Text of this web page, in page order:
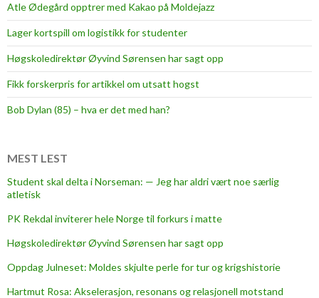
K
å
e
Atle Ødegård opptrer med Kakao på Moldejazz
Lager kortspill om logistikk for studenter
Høgskoledirektør Øyvind Sørensen har sagt opp
Fikk forskerpris for artikkel om utsatt hogst
Bob Dylan (85) – hva er det med han?
MEST LEST
Student skal delta i Norseman: — Jeg har aldri vært noe særlig
atletisk
PK Rekdal inviterer hele Norge til forkurs i matte
Høgskoledirektør Øyvind Sørensen har sagt opp
Oppdag Julneset: Moldes skjulte perle for tur og krigshistorie
Hartmut Rosa: Akselerasjon, resonans og relasjonell motstand